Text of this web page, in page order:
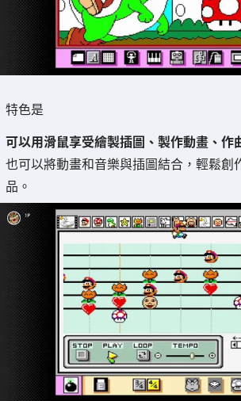
特色是
可以用滑鼠享受繪製插圖、製作動畫、作
也可以將動畫和音樂與插圖結合，輕鬆創
品。